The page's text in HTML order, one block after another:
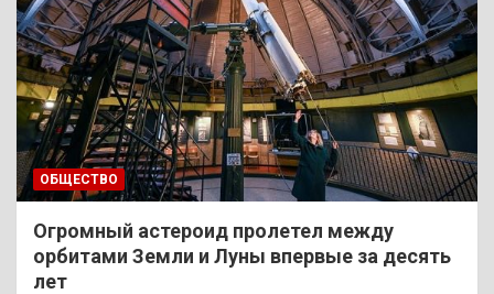
ОБЩЕСТВО
Огромный астероид пролетел между
орбитами Земли и Луны впервые за десять
лет